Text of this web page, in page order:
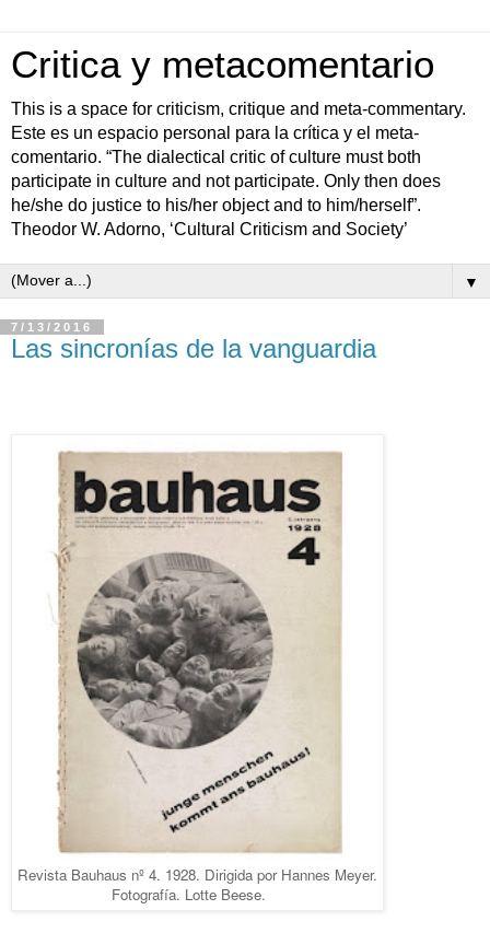
Critica y metacomentario
This is a space for criticism, critique and meta-commentary.
Este es un espacio personal para la crítica y el meta-
comentario. “The dialectical critic of culture must both
participate in culture and not participate. Only then does
he/she do justice to his/her object and to him/herself”.
Theodor W. Adorno, ‘Cultural Criticism and Society’
▼
7/13/2016
Las sincronías de la vanguardia
Revista Bauhaus nº 4. 1928. Dirigida por Hannes Meyer.
Fotografía. Lotte Beese.